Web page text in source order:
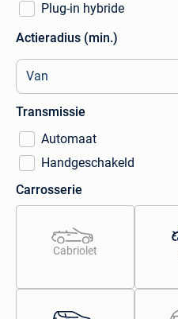
Plug-in hybride
Actieradius (min.)
Transmissie
Automaat
Handgeschakeld
Carrosserie
Cabriolet